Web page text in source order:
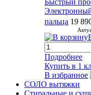
Быстрый
пальца 19
Подробнее
Купить в 1
В избранное
СОЛО вытяжки
Стиральные и